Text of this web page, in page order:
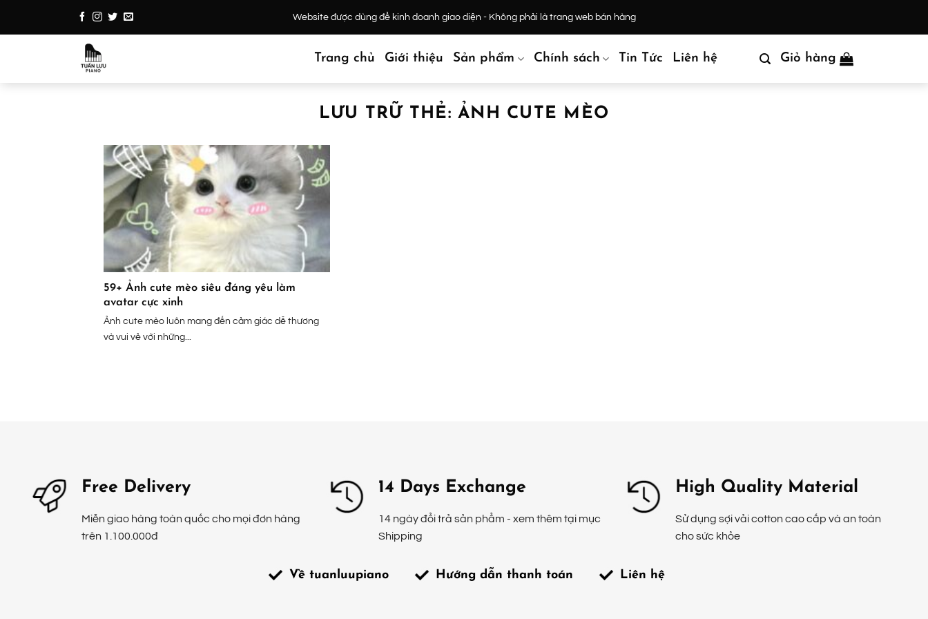
Website được dùng để kinh doanh giao diện - Không phải là trang web bán hàng
Trang chủ Giới thiệu Sản phẩm Chính sách Tin Tức Liên hệ Giỏ hàng
LƯU TRỮ THẺ:ẢNH CUTE MÈO
59+ Ảnh cute mèo siêu đáng yêu làm
avatar cực xinh
Ảnh cute mèo luôn mang đến cảm giác dễ thương
và vui vẻ với những...
Free Delivery
Miễn giao hàng toàn quốc cho mọi đơn hàng
trên 1.100.000đ
14 Days Exchange
14 ngày đổi trả sản phẩm - xem thêm tại mục
Shipping
High Quality Material
Sử dụng sợi vải cotton cao cấp và an toàn
cho sức khỏe
Về tuanluupiano Hướng dẫn thanh toán Liên hệ